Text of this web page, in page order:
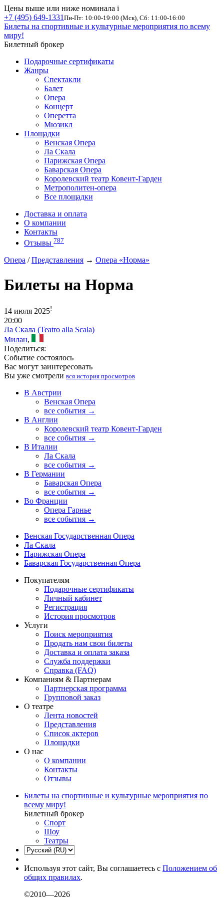
Цены выше или ниже номинала i
+7 (495) 649-1331 Пн-Пт: 10:00-19:00 (Мск), Сб: 11:00-16:00
Билеты на спортивные и культурные мероприятия по всему
миру!
Билетный брокер
Подарочные сертификаты
Жанры
Спектакли
Балет
Опера
Концерт
Оперетта
Мюзикл
Площадки
Венская Опера
Ла Скала
Парижская Опера
Баварская Опера
Королевский театр Ковент-Гарден
Метрополитен-опера
Все площадки
Доставка и оплата
О компании
Контакты
Отзывы 787
Опера /Представления → Опера «Норма»
Билеты на Норма
14 июля 2025!
20:00
Ла Скала (Teatro alla Scala)
Милан,
Поделиться:
Событие состоялось
Вас могут заинтересовать
Вы уже смотрели вся история просмотров
В Австрии
Венская Опера
все события →
В Англии
Королевский театр Ковент-Гарден
все события →
В Италии
Ла Скала
все события →
В Германии
Баварская Опера
все события →
Во Франции
Опера Гарнье
все события →
Венская Государственная Опера
Ла Скала
Парижская Опера
Баварская Государственная Опера
Покупателям
Подарочные сертификаты
Личный кабинет
Регистрация
История просмотров
Услуги
Поиск мероприятия
Продать нам свои билеты
Доставка и оплата заказа
Служба поддержки
Справка (FAQ)
Компаниям & Партнерам
Партнерская программа
Групповой заказ
О театре
Лента новостей
Представления
Список актеров
Площадки
О нас
О компании
Контакты
Отзывы
Билеты на спортивные и культурные мероприятия по
всему миру!
Билетный брокер
Спорт
Шоу
Театры
Используя этот сайт, Вы соглашаетесь с Положением об
общих правилах.
©2010—2026